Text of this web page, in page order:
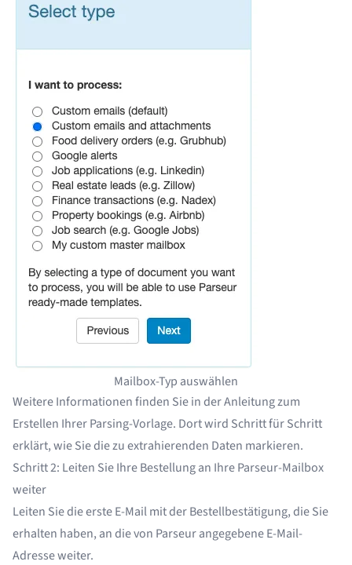
Mailbox-Typ auswählen
Weitere Informationen finden Sie in der Anleitung zum
Erstellen Ihrer Parsing-Vorlage. Dort wird Schritt für Schritt
erklärt, wie Sie die zu extrahierenden Daten markieren.
Schritt 2: Leiten Sie Ihre Bestellung an Ihre Parseur-Mailbox
weiter
Leiten Sie die erste E-Mail mit der Bestellbestätigung, die Sie
erhalten haben, an die von Parseur angegebene E-Mail-
Adresse weiter.